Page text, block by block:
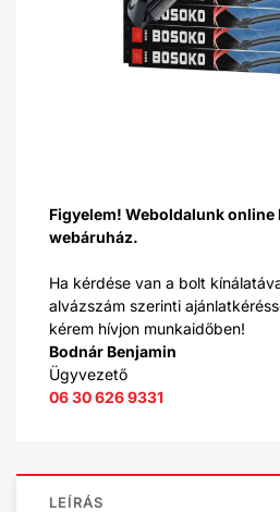
Figyelem! Weboldalunk online
webáruház.
Ha kérdése van a bolt
alvázszám szerinti
kérem hívjon munkaidőben!
Bodnár Benjamin
Ügyvezető
06 30 626 9331
LEÍRÁS